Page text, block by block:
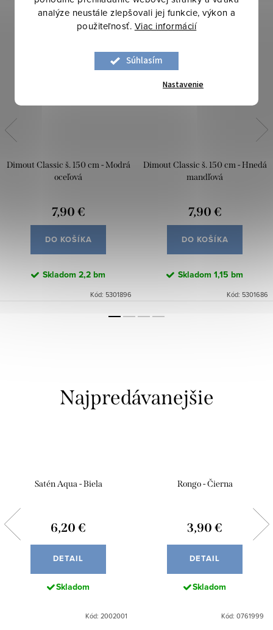
analýze neustále zlepšovali jej funkcie, výkon a
použiteľnosť. Viac informácií
Súhlasím
Nastavenie
Dimout Classic š. 150 cm - Modrá
oceľová
7,90 €
DO KOŠÍKA
Skladom 2,2 bm
Kód: 5301896
Dimout Classic š. 150 cm - Hnedá
mandľová
7,90 €
DO KOŠÍKA
Skladom 1,15 bm
Kód: 5301686
Najpredávanejšie
Satén Aqua - Biela
6,20 €
DETAIL
Skladom
Kód: 2002001
Rongo - Čierna
3,90 €
DETAIL
Skladom
Kód: 0761999